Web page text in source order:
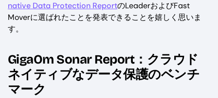
native Data Protection ReportのLeaderおよびFast
Moverに選ばれたことを発表できることを嬉しく思いま
す。
GigaOm Sonar Report：クラウド
ネイティブなデータ保護のベンチ
マーク